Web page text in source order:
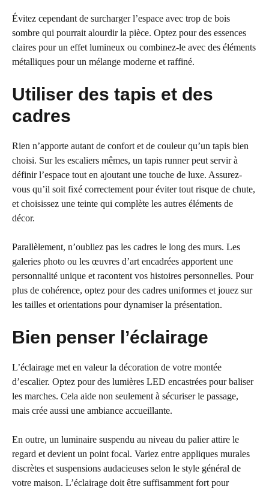
Évitez cependant de surcharger l’espace avec trop de bois
sombre qui pourrait alourdir la pièce. Optez pour des essences
claires pour un effet lumineux ou combinez-le avec des éléments
métalliques pour un mélange moderne et raffiné.
Utiliser des tapis et des
cadres
Rien n’apporte autant de confort et de couleur qu’un tapis bien
choisi. Sur les escaliers mêmes, un tapis runner peut servir à
définir l’espace tout en ajoutant une touche de luxe. Assurez-
vous qu’il soit fixé correctement pour éviter tout risque de chute,
et choisissez une teinte qui complète les autres éléments de
décor.
Parallèlement, n’oubliez pas les cadres le long des murs. Les
galeries photo ou les œuvres d’art encadrées apportent une
personnalité unique et racontent vos histoires personnelles. Pour
plus de cohérence, optez pour des cadres uniformes et jouez sur
les tailles et orientations pour dynamiser la présentation.
Bien penser l’éclairage
L’éclairage met en valeur la décoration de votre montée
d’escalier. Optez pour des lumières LED encastrées pour baliser
les marches. Cela aide non seulement à sécuriser le passage,
mais crée aussi une ambiance accueillante.
En outre, un luminaire suspendu au niveau du palier attire le
regard et devient un point focal. Variez entre appliques murales
discrètes et suspensions audacieuses selon le style général de
votre maison. L’éclairage doit être suffisamment fort pour